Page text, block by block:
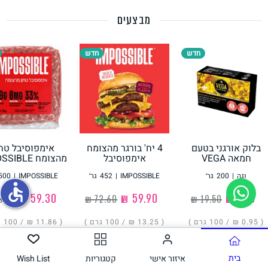
גבינות טבעוניות
מבצעים
חדש
בלוק אורגני בטעם
חמאה VEGA
200 גר׳ | וגה
‏19.50 ₪ ‏1.90 ₪
( ‏0.95 ₪ / 100 גרם )
חדש
4 יח' בורגר מהצומח
אימפוסיבל
452 גר׳ | IMPOSSIBLE
‏72.60 ₪
( ‏13.25 ₪ / 100 גרם )
אימפוסיבל
מהצומח IMPOSSIBLE
| IMPOSSIBLE
‏68.00 ₪
( ‏11.86 ₪ / 100 גרם
הוסיפו בית איזור אישי קטגוריות Wish List
accessible